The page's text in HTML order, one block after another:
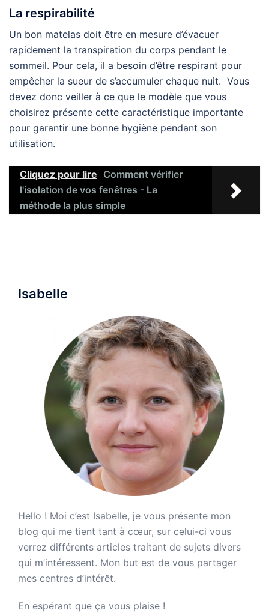
La respirabilité
Un bon matelas doit être en mesure d’évacuer
rapidement la transpiration du corps pendant le
sommeil. Pour cela, il a besoin d’être respirant pour
empêcher la sueur de s’accumuler chaque nuit. Vous
devez donc veiller à ce que le modèle que vous
choisirez présente cette caractéristique importante
pour garantir une bonne hygiène pendant son
utilisation.
Cliquez pour lire Comment vérifier
l'isolation de vos fenêtres - La
méthode la plus simple
Isabelle
Hello ! Moi c’est Isabelle, je vous présente mon
blog qui me tient tant à cœur, sur celui-ci vous
verrez différents articles traitant de sujets divers
qui m’intéressent. Mon but est de vous partager
mes centres d’intérêt.
En espérant que ça vous plaise !